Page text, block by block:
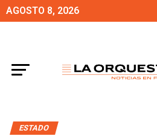
AGOSTO 8, 2026
ESTADO